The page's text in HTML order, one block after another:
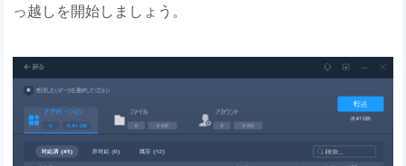
っ越しを開始しましょう。